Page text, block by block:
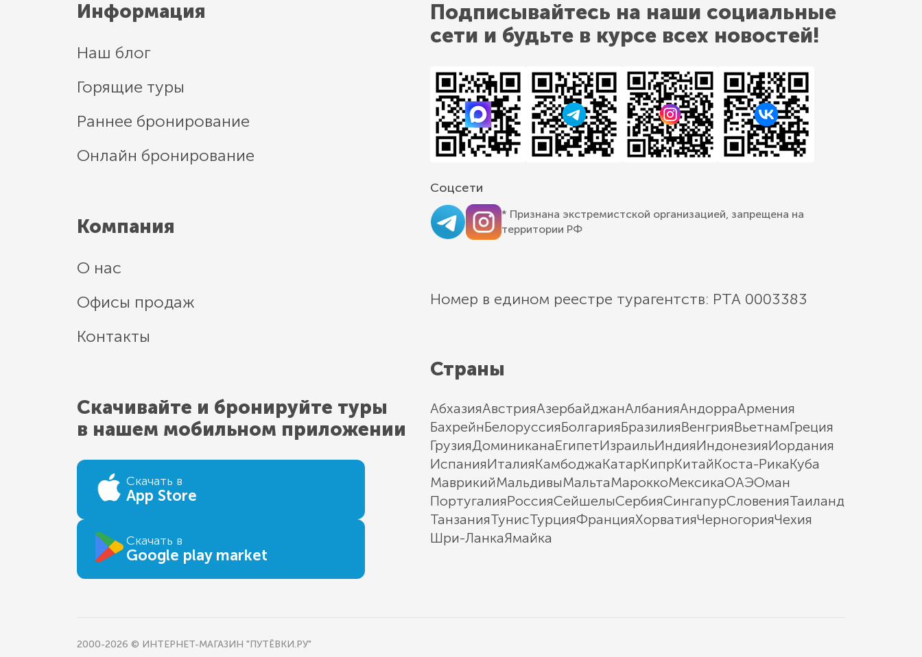
Информация
Наш блог
Горящие туры
Раннее бронирование
Онлайн бронирование
Компания
О нас
Офисы продаж
Контакты
Скачивайте и бронируйте туры
в нашем мобильном приложении
Скачать в
App Store
Скачать в
Google play market
Подписывайтесь на наши социальные
сети и будьте в курсе всех новостей!
Соцсети
* Признана экстремистской организацией, запрещена на
территории РФ
Номер в едином реестре турагентств: РТА 0003383
Страны
АбхазияАвстрияАзербайджанАлбанияАндорраАрмения
БахрейнБелоруссияБолгарияБразилияВенгрияВьетнамГреция
ГрузияДоминиканаЕгипетИзраильИндияИндонезияИордания
ИспанияИталияКамбоджаКатарКипрКитайКоста-РикаКуба
МаврикийМальдивыМальтаМароккоМексикаОАЭОман
ПортугалияРоссияСейшелыСербияСингапурСловенияТаиланд
ТанзанияТунисТурцияФранцияХорватияЧерногорияЧехия
Шри-ЛанкаЯмайка
2000-2026 © ИНТЕРНЕТ-МАГАЗИН "ПУТЁВКИ.РУ"